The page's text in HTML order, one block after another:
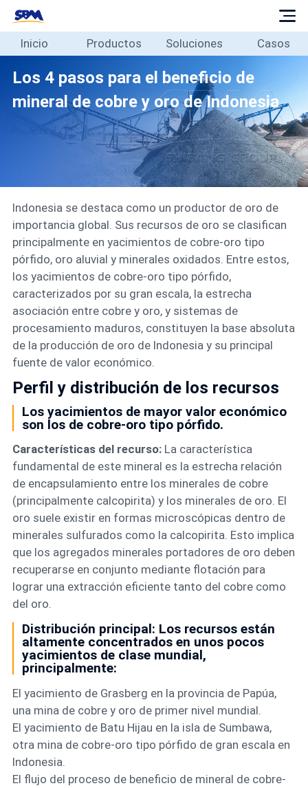
Inicio
Productos
Soluciones
Contacto
Español
Inicio Productos Soluciones Casos
Los 4 pasos para el beneficio de
mineral de cobre y oro de Indonesia
Indonesia se destaca como un productor de oro de
importancia global. Sus recursos de oro se clasifican
principalmente en yacimientos de cobre-oro tipo
pórfido, oro aluvial y minerales oxidados. Entre estos,
los yacimientos de cobre-oro tipo pórfido,
caracterizados por su gran escala, la estrecha
asociación entre cobre y oro, y sistemas de
procesamiento maduros, constituyen la base absoluta
de la producción de oro de Indonesia y su principal
fuente de valor económico.
Perfil y distribución de los recursos
Los yacimientos de mayor valor económico
son los de cobre-oro tipo pórfido.
Características del recurso:La característica
fundamental de este mineral es la estrecha relación
de encapsulamiento entre los minerales de cobre
(principalmente calcopirita) y los minerales de oro. El
oro suele existir en formas microscópicas dentro de
minerales sulfurados como la calcopirita. Esto implica
que los agregados minerales portadores de oro deben
recuperarse en conjunto mediante flotación para
lograr una extracción eficiente tanto del cobre como
del oro.
Distribución principal: Los recursos están
altamente concentrados en unos pocos
yacimientos de clase mundial,
principalmente:
El yacimiento de Grasberg en la provincia de Papúa,
una mina de cobre y oro de primer nivel mundial.
El yacimiento de Batu Hijau en la isla de Sumbawa,
otra mina de cobre-oro tipo pórfido de gran escala en
Indonesia.
El flujo del proceso de beneficio de mineral de cobre-